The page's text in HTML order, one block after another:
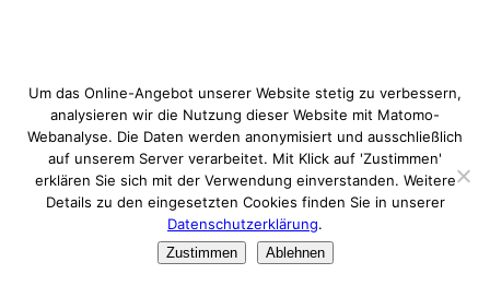
Um das Online-Angebot unserer Website stetig zu verbessern,
analysieren wir die Nutzung dieser Website mit Matomo-
Webanalyse. Die Daten werden anonymisiert und ausschließlich
auf unserem Server verarbeitet. Mit Klick auf 'Zustimmen'
erklären Sie sich mit der Verwendung einverstanden. Weitere
Details zu den eingesetzten Cookies finden Sie in unserer
Datenschutzerklärung.
Zustimmen Ablehnen